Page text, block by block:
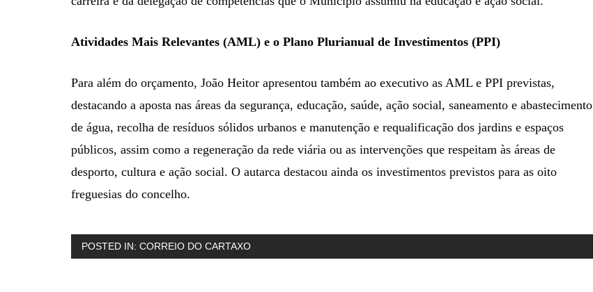
Atividades Mais Relevantes (AML) e o Plano Plurianual de Investimentos (PPI)
Para além do orçamento, João Heitor apresentou também ao executivo as AML e PPI previstas,
destacando a aposta nas áreas da segurança, educação, saúde, ação social, saneamento e abastecimento
de água, recolha de resíduos sólidos urbanos e manutenção e requalificação dos jardins e espaços
públicos, assim como a regeneração da rede viária ou as intervenções que respeitam às áreas de
desporto, cultura e ação social. O autarca destacou ainda os investimentos previstos para as oito
freguesias do concelho.
POSTED IN: CORREIO DO CARTAXO